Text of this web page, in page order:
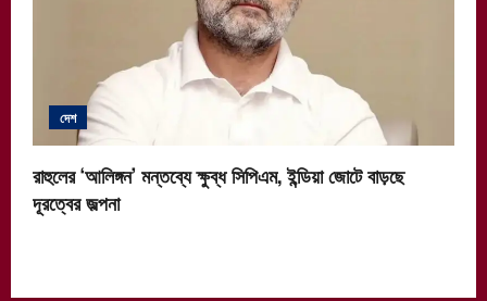
দেশ
রাহুলের ‘আলিঙ্গন’ মন্তব্যে ক্ষুব্ধ সিপিএম, ইন্ডিয়া জোটে বাড়ছে
দূরত্বের জল্পনা